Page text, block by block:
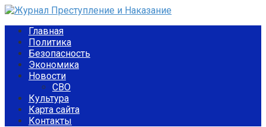
Перейти
контентуГлавная
Политика
Безопасность
Экономика
Новости
СВО
Культура
Карта сайта
Контакты